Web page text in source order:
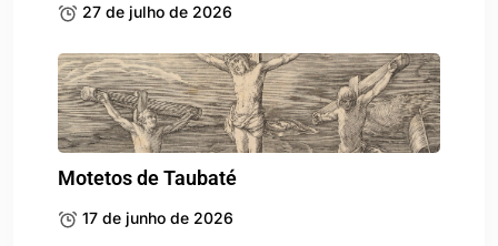
27 de julho de 2026
Motetos de Taubaté
17 de junho de 2026